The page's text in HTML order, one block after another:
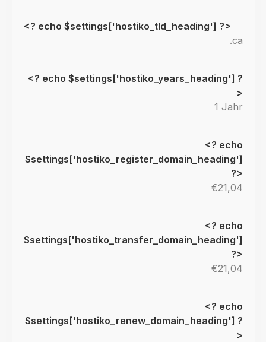
.ca
1 Jahr
€21,04
€21,04